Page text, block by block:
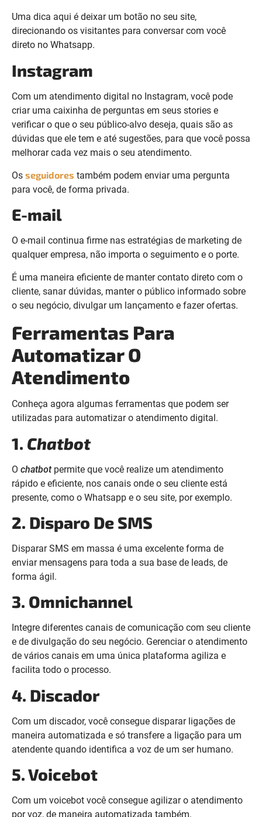
Uma dica aqui é deixar um botão no seu site,
direcionando os visitantes para conversar com você
direto no Whatsapp.
Instagram
Com um atendimento digital no Instagram, você pode
criar uma caixinha de perguntas em seus stories e
verificar o que o seu público-alvo deseja, quais são as
dúvidas que ele tem e até sugestões, para que você possa
melhorar cada vez mais o seu atendimento.
Os seguidores também podem enviar uma pergunta
para você, de forma privada.
E-mail
O e-mail continua firme nas estratégias de marketing de
qualquer empresa, não importa o seguimento e o porte.
É uma maneira eficiente de manter contato direto com o
cliente, sanar dúvidas, manter o público informado sobre
o seu negócio, divulgar um lançamento e fazer ofertas.
Ferramentas Para
Automatizar O
Atendimento
Conheça agora algumas ferramentas que podem ser
utilizadas para automatizar o atendimento digital.
1. Chatbot
O chatbotpermite que você realize um atendimento
rápido e eficiente, nos canais onde o seu cliente está
presente, como o Whatsapp e o seu site, por exemplo.
2. Disparo De SMS
Disparar SMS em massa é uma excelente forma de
enviar mensagens para toda a sua base de leads, de
forma ágil.
3. Omnichannel
Integre diferentes canais de comunicação com seu cliente
e de divulgação do seu negócio. Gerenciar o atendimento
de vários canais em uma única plataforma agiliza e
facilita todo o processo.
4. Discador
Com um discador, você consegue disparar ligações de
maneira automatizada e só transfere a ligação para um
atendente quando identifica a voz de um ser humano.
5. Voicebot
Com um voicebot você consegue agilizar o atendimento
por voz, de maneira automatizada também.